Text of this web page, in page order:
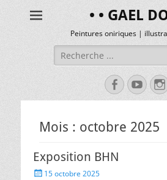
• • GAEL
Peintures oniriques |
Mois : octobre 2025
Exposition BHN
15 octobre 2025